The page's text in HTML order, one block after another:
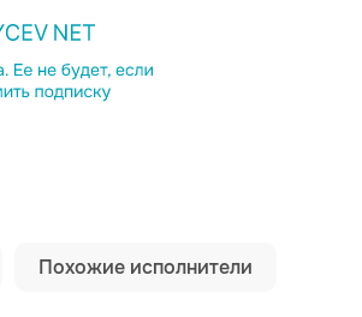
ссылку
Похожие исполнители